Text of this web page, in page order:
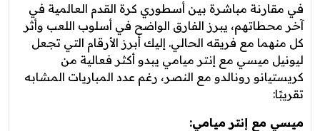
في مقارنة مباشرة بين أسطوري كرة القدم العالمية في
آخر محطاتهم، يبرز الفارق الواضح في أسلوب اللعب وأثر
كل منهما مع فريقه الحالي. إليك أبرز الأرقام التي تجعل
ليونيل ميسي مع إنتر ميامي يبدو أكثر فعالية من
كريستيانو رونالدو مع النصر، رغم عدد المباريات المشابه
تقريبًا:
ميسي مع إنتر ميامي: